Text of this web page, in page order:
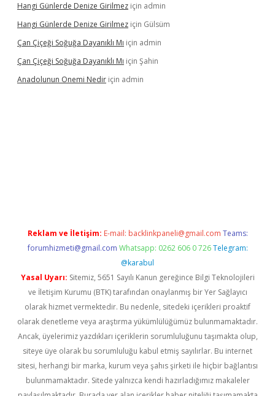
Hangi Günlerde Denize Girilmez için admin
Hangi Günlerde Denize Girilmez için Gülsüm
Çan Çiçeği Soğuğa Dayanıklı Mı için admin
Çan Çiçeği Soğuğa Dayanıklı Mı için Şahin
Anadolunun Onemi Nedir için admin
Reklam ve İletişim: E-mail: backlinkpaneli@gmail.com Teams:
forumhizmeti@gmail.com Whatsapp: 0262 606 0 726 Telegram:
@karabul
Yasal Uyarı: Sitemiz, 5651 Sayılı Kanun gereğince Bilgi Teknolojileri
ve İletişim Kurumu (BTK) tarafından onaylanmış bir Yer Sağlayıcı
olarak hizmet vermektedir. Bu nedenle, sitedeki içerikleri proaktif
olarak denetleme veya araştırma yükümlülüğümüz bulunmamaktadır.
Ancak, üyelerimiz yazdıkları içeriklerin sorumluluğunu taşımakta olup,
siteye üye olarak bu sorumluluğu kabul etmiş sayılırlar. Bu internet
sitesi, herhangi bir marka, kurum veya şahıs şirketi ile hiçbir bağlantısı
bulunmamaktadır. Sitede yalnızca kendi hazırladığımız makaleler